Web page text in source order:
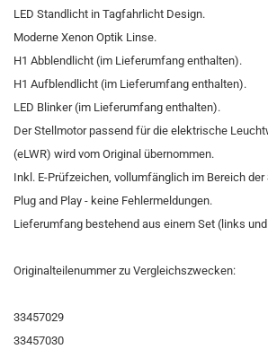
LED Standlicht in Tagfahrlicht Design.
Moderne Xenon Optik Linse.
H1 Abblendlicht (im Lieferumfang enthalten).
H1 Aufblendlicht (im Lieferumfang enthalten).
LED Blinker (im Lieferumfang enthalten).
Der Stellmotor passend für die elektrische
(eLWR) wird vom Original übernommen.
Inkl. E-Prüfzeichen, vollumfänglich im Bereich der
Plug and Play - keine Fehlermeldungen.
Lieferumfang bestehend aus einem Set (links
Originalteilenummer zu Vergleichszwecken:
33457029
33457030